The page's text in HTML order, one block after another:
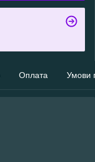
Оплата Умови